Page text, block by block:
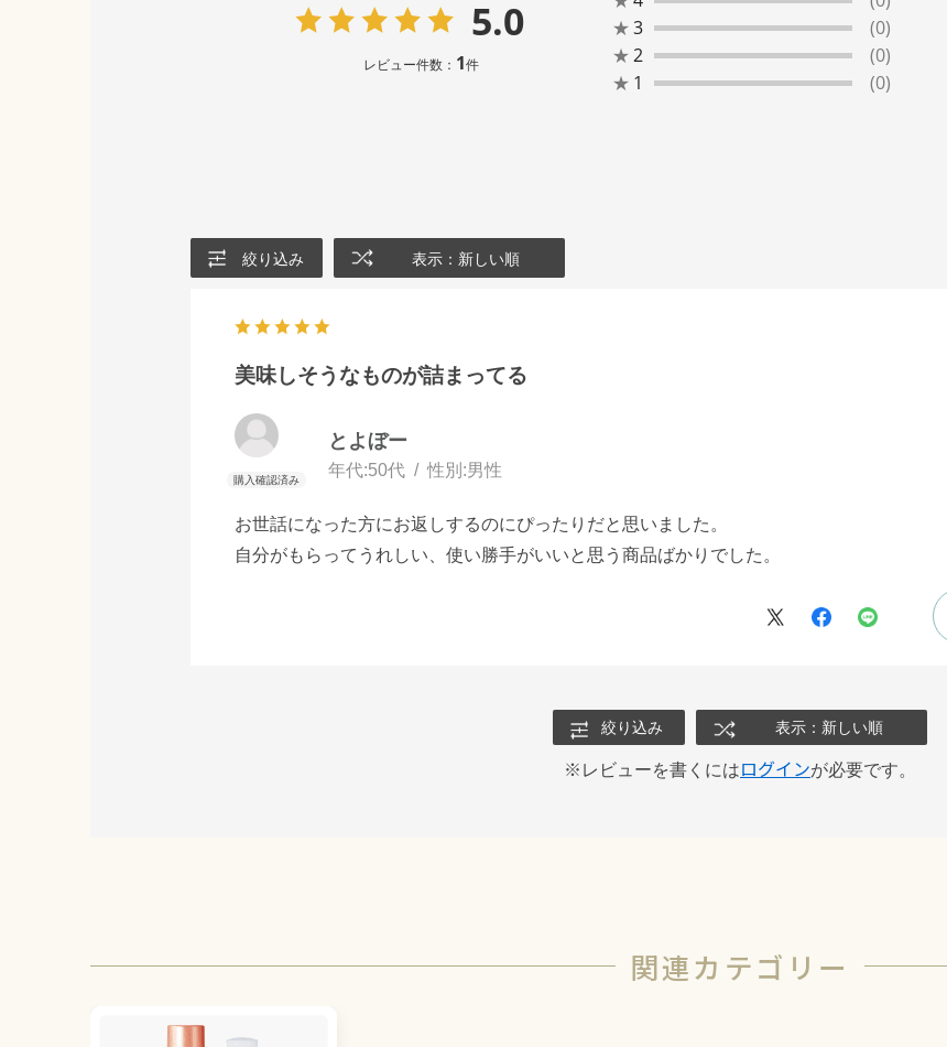
5.0
レビュー件数： 1件
★3
(0)
★2
(0)
★ 1 (0)
絞り込み 表示：新しい順
美味しそうなものが詰まってる
とよぼー
年代:50代 性別:男性
お世話になった方にお返しするのにぴったりだと思いました。
自分がもらってうれしい、使い勝手がいいと思う商品ばかりでした。
絞り込み 表示：新しい順
※レビューを書くにはログインが必要です。
関連カテゴリー